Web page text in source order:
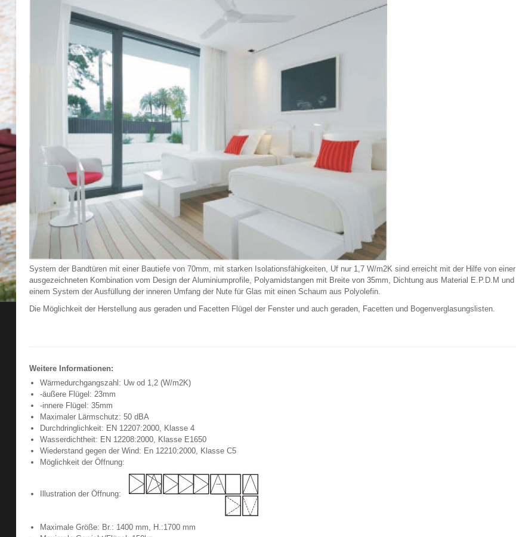
System der Bandtüren mit einer Bautiefe von 70mm, mit starken Isolationsfähigkeiten, Uf nur 1,7 W/m2K sind erreicht mit der Hilfe von einer
ausgezeichneten Kombination vom Design der Aluminiumprofile, Polyamidstangen mit Breite von 35mm, Dichtung aus Material E.P.D.M und
einem System der Ausfüllung der inneren Umfang der Nute für Glas mit einen Schaum aus Polyolefin.
Die Möglichkeit der Herstellung aus geraden und Facetten Flügel der Fenster und auch geraden, Facetten und Bogenverglasungslisten.
Weitere Informationen:
Wärmedurchgangszahl: Uw od 1,2 (W/m2K)
-äußere Flügel: 23mm
-innere Flügel: 35mm
Maximaler Lärmschutz: 50 dBA
Durchdringlichkeit: EN 12207:2000, Klasse 4
Wasserdichtheit: EN 12208:2000, Klasse E1650
Wiederstand gegen der Wind: En 12210:2000, Klasse C5
Möglichkeit der Öffnung:
Illustration der Öffnung:
Maximale Größe: Br.: 1400 mm, H.:1700 mm